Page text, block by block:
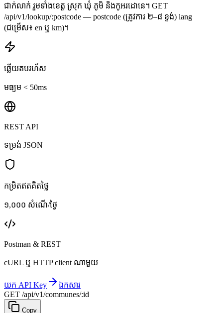
ជាក់លាក់ រួមទាំងខេត្ត ស្រុក ឃុំ ភូមិ និងកូអរដោនេ។ GET
/api/v1/lookup/:postcode — postcode (ត្រូវការ ២–៨ ខ្ទង់) lang
(ជម្រើស៖ en ឬ km)។
ឆ្លើយតបរហ័ស
មធ្យម < 50ms
REST API
ទម្រង់ JSON
កម្រិតឥតគិតថ្លៃ
១,០០០ សំណើ/ថ្ងៃ
Postman & REST
cURL ឬ HTTP client ណាមួយ
យក API Key
ឯកសារ
GET /api/v1/communes/:id
Copy